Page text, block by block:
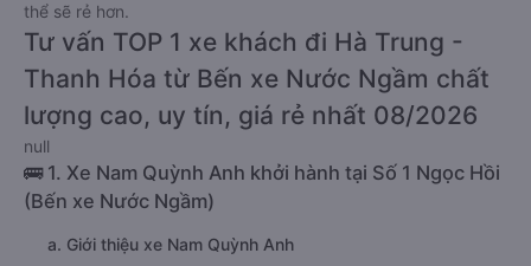
thể sẽ rẻ hơn.
Tư vấn TOP 1 xe khách đi Hà Trung -
Thanh Hóa từ Bến xe Nước Ngầm chất
lượng cao, uy tín, giá rẻ nhất 08/2026
null
🚌 1. Xe Nam Quỳnh Anh khởi hành tại Số 1 Ngọc Hồi
(Bến xe Nước Ngầm)
a. Giới thiệu xe Nam Quỳnh Anh